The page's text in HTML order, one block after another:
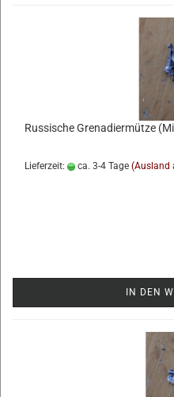
Russische Grenadiermütze
Lieferzeit: ca. 3-4 Tage (Ausland
IN DEN